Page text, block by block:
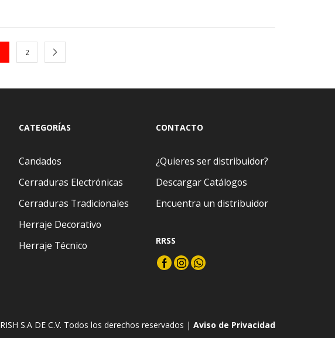
2
CATEGORÍAS
Candados
Cerraduras Electrónicas
Cerraduras Tradicionales
Herraje Decorativo
Herraje Técnico
CONTACTO
¿Quieres ser distribuidor?
Descargar Catálogos
Encuentra un distribuidor
RRSS
RISH S.A DE C.V. Todos los derechos reservados | Aviso de Privacidad